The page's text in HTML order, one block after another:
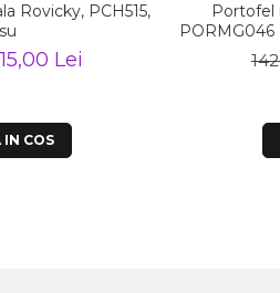
Rovicky, PCH515,
Lei
IN COS
Portofel